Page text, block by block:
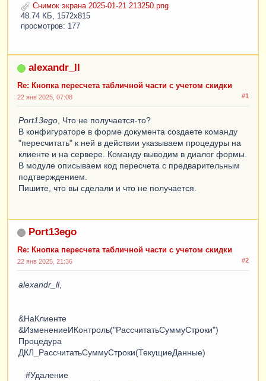
Снимок экрана 2025-01-21 213250.png
48.74 КБ, 1572x815
просмотров: 177
alexandr_ll
Re: Кнопка пересчета табличной части с учетом скидки
#1
22 янв 2025, 07:08
Port13ego , Что не получается-то?
В конфигураторе в форме документа создаете команду
"пересчитать" к ней в действии указываем процедуры на
клиенте и на сервере. Команду выводим в диалог формы.
В модуле описываем код пересчета с предварительным
подтверждением.
Пишите, что вы сделали и что не получается.
Port13ego
Re: Кнопка пересчета табличной части с учетом скидки
#2
22 янв 2025, 21:36
alexandr_ll,
&НаКлиенте
&ИзменениеИКонтроль("РассчитатьСуммуСтроки")
Процедура
ДКЛ_РассчитатьСуммуСтроки(ТекущиеДанные)
#Удаление